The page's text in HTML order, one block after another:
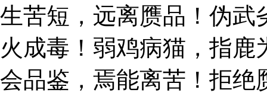
生苦短，远离赝品！伪武
火成毒！弱鸡病猫，指
会品鉴，焉能离苦！拒绝